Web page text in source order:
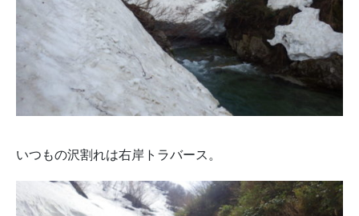
いつもの沢割れは右岸トラバース。